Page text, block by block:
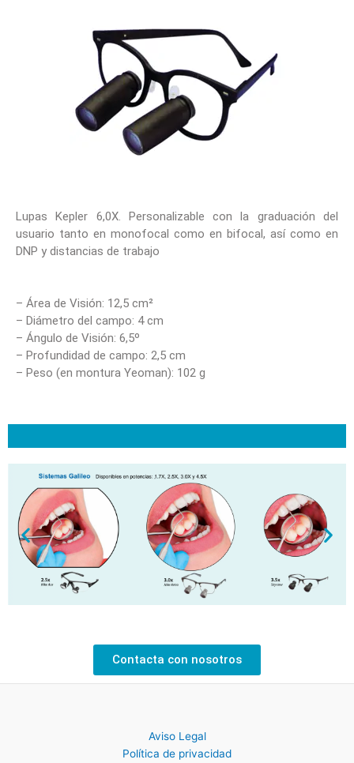
Lupas Kepler 6,0X. Personalizable con la graduación del
usuario tanto en monofocal como en bifocal, así como en
DNP y distancias de trabajo
– Área de Visión: 12,5 cm²
– Diámetro del campo: 4 cm
– Ángulo de Visión: 6,5º
– Profundidad de campo: 2,5 cm
– Peso (en montura Yeoman): 102 g
Contacta con nosotros
Aviso Legal
Política de privacidad